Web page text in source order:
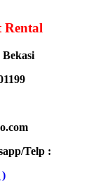
Rental
Telp :
)